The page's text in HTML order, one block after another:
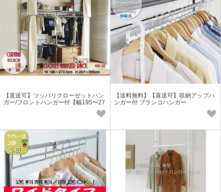
【直送可】ツッパリクローゼットハン
ガー/フロントハンガー付【幅195〜27
【送料無料】【直送可】収納アップハ
ンガー付 ブランコハンガー